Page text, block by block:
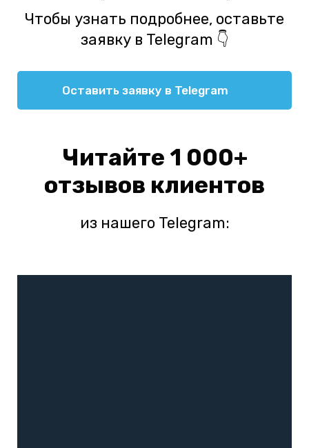
Чтобы узнать подробнее, оставьте
заявку в Telegram 👇
Оставить заявку в Telegram
Читайте 1 000+
отзывов клиентов
из нашего Telegram: